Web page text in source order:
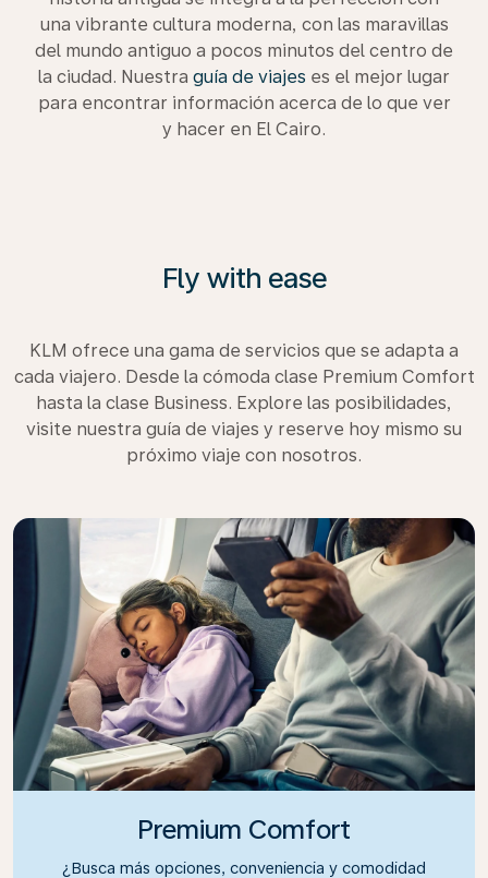
una vibrante cultura moderna, con las maravillas
del mundo antiguo a pocos minutos del centro de
la ciudad. Nuestra guía de viajes es el mejor lugar
para encontrar información acerca de lo que ver
y hacer en El Cairo.
Fly with ease
KLM ofrece una gama de servicios que se adapta a
cada viajero. Desde la cómoda clase Premium Comfort
hasta la clase Business. Explore las posibilidades,
visite nuestra guía de viajes y reserve hoy mismo su
próximo viaje con nosotros.
Premium Comfort
¿Busca más opciones, conveniencia y comodidad